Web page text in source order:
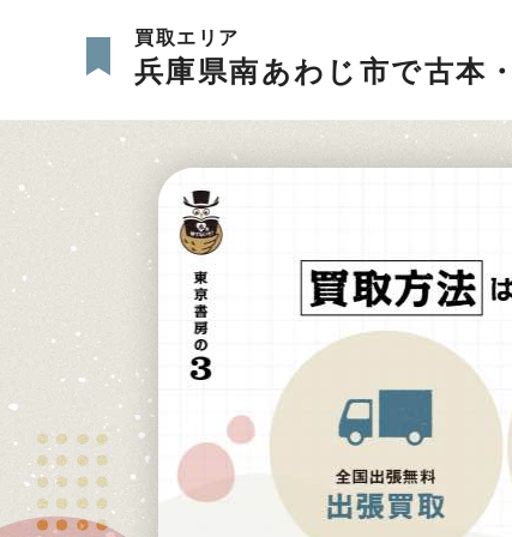
買取エリア
兵庫県南あわじ市で古本